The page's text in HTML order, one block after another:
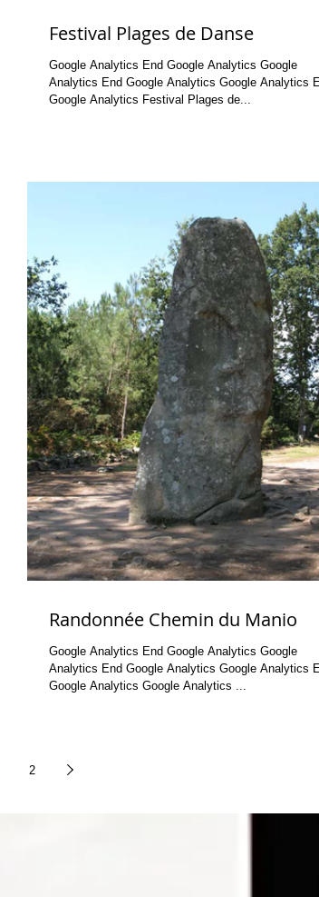
Festival Plages de Danse
Google Analytics End Google Analytics Google
Analytics End Google Analytics Google Analytics End
Google Analytics Festival Plages de...
Randonnée Chemin du Manio
Google Analytics End Google Analytics Google
Analytics End Google Analytics Google Analytics End
Google Analytics Google Analytics ...
2